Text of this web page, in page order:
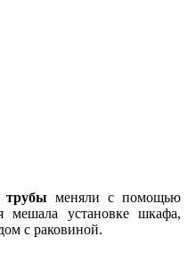
трубы меняли с помощью
мешала установке шкафа,
с раковиной.